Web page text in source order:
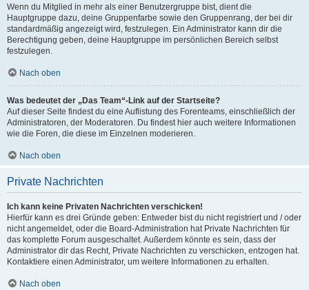
Wenn du Mitglied in mehr als einer Benutzergruppe bist, dient die
Hauptgruppe dazu, deine Gruppenfarbe sowie den Gruppenrang, der bei dir
standardmäßig angezeigt wird, festzulegen. Ein Administrator kann dir die
Berechtigung geben, deine Hauptgruppe im persönlichen Bereich selbst
festzulegen.
Nach oben
Was bedeutet der „Das Team“-Link auf der Startseite?
Auf dieser Seite findest du eine Auflistung des Forenteams, einschließlich der
Administratoren, der Moderatoren. Du findest hier auch weitere Informationen
wie die Foren, die diese im Einzelnen moderieren.
Nach oben
Private Nachrichten
Ich kann keine Privaten Nachrichten verschicken!
Hierfür kann es drei Gründe geben: Entweder bist du nicht registriert und / oder
nicht angemeldet, oder die Board-Administration hat Private Nachrichten für
das komplette Forum ausgeschaltet. Außerdem könnte es sein, dass der
Administrator dir das Recht, Private Nachrichten zu verschicken, entzogen hat.
Kontaktiere einen Administrator, um weitere Informationen zu erhalten.
Nach oben